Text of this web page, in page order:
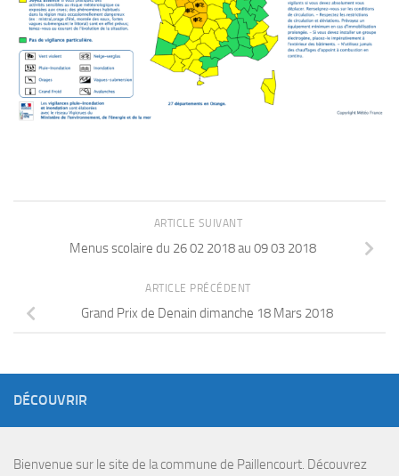
ARTICLE SUIVANT
Menus scolaire du 26 02 2018 au 09 03 2018
ARTICLE PRÉCÉDENT
Grand Prix de Denain dimanche 18 Mars 2018
DÉCOUVRIR
Bienvenue sur le site de la commune de Paillencourt. Découvrez